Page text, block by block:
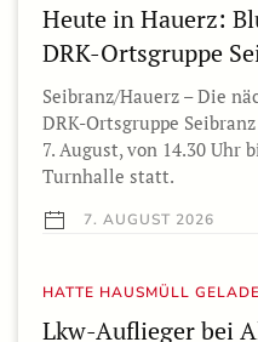
Heute in Hauerz:
DRK-Ortsgruppe
Seibranz/Hauerz – Die
DRK-Ortsgruppe
7. August, von 14.30 Uhr
Turnhalle statt.
7. AUGUST 2026
HATTE HAUSMÜLL
Lkw-Auflieger bei